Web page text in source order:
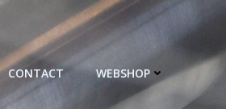
CONTACT WEBSHOP